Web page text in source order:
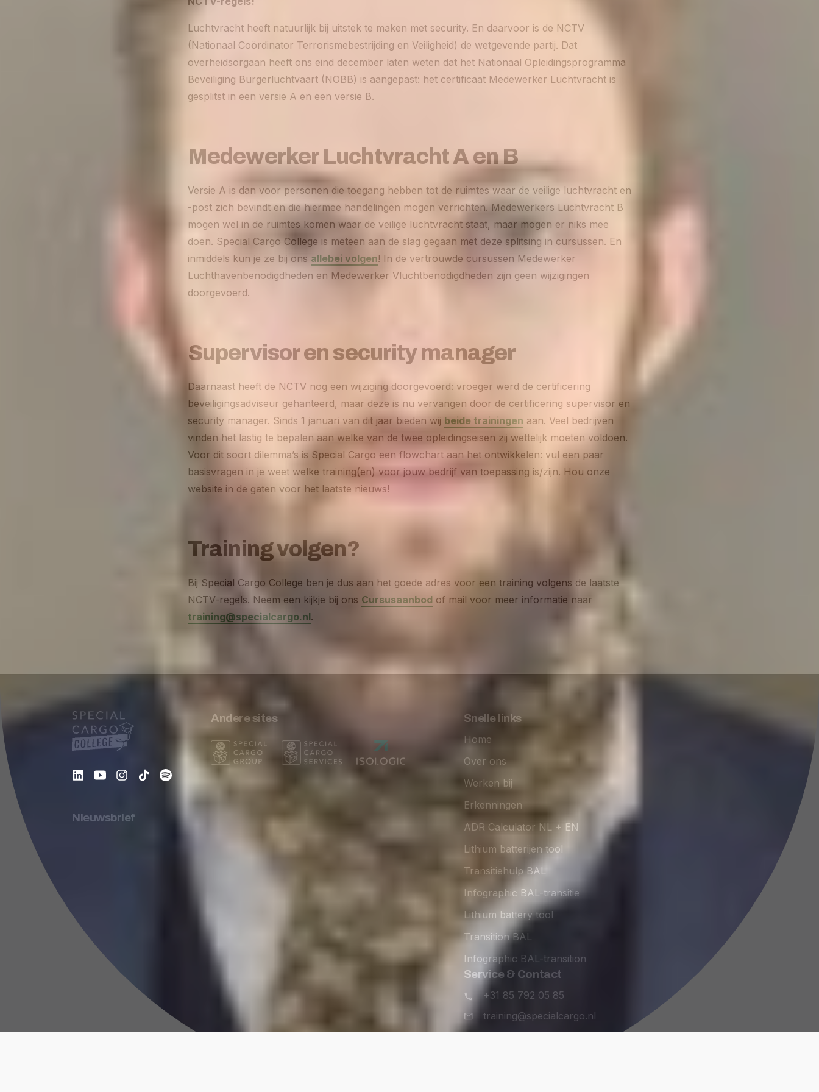
Luchtvracht heeft natuurlijk bij uitstek te maken met security. En daarvoor is de NCTV
(Nationaal Coördinator Terrorismebestrijding en Veiligheid) de wetgevende partij. Dat
overheidsorgaan heeft ons eind december laten weten dat het Nationaal Opleidingsprogramma
Beveiliging Burgerluchtvaart (NOBB) is aangepast: het certificaat Medewerker Luchtvracht is
gesplitst in een versie A en een versie B.
Medewerker Luchtvracht A en B
Versie A is dan voor personen die toegang hebben tot de ruimtes waar de veilige luchtvracht en
-post zich bevindt en die hiermee handelingen mogen verrichten. Medewerkers Luchtvracht B
mogen wel in de ruimtes komen waar de veilige luchtvracht staat, maar mogen er niks mee
doen. Special Cargo College is meteen aan de slag gegaan met deze splitsing in cursussen. En
inmiddels kun je ze bij ons allebei volgen! In de vertrouwde cursussen Medewerker
Luchthavenbenodigdheden en Medewerker Vluchtbenodigdheden zijn geen wijzigingen
doorgevoerd.
Supervisor en security manager
Daarnaast heeft de NCTV nog een wijziging doorgevoerd: vroeger werd de certificering
beveiligingsadviseur gehanteerd, maar deze is nu vervangen door de certificering supervisor en
security manager. Sinds 1 januari van dit jaar bieden wij beide trainingen aan. Veel bedrijven
vinden het lastig te bepalen aan welke van de twee opleidingseisen zij wettelijk moeten voldoen.
Voor dit soort dilemma’s is Special Cargo een flowchart aan het ontwikkelen: vul een paar
basisvragen in je weet welke training(en) voor jouw bedrijf van toepassing is/zijn. Hou onze
website in de gaten voor het laatste nieuws!
Training volgen?
Bij Special Cargo College ben je dus aan het goede adres voor een training volgens de laatste
NCTV-regels. Neem een kijkje bij ons Cursusaanbod of mail voor meer informatie naar
training@specialcargo.nl.
Andere sites
Nieuwsbrief
Snelle links
Home
Over ons
Werken bij
Erkenningen
ADR Calculator NL + EN
Lithium batterijen tool
Transitiehulp BAL
Infographic BAL-transitie
Lithium battery tool
Transition BAL
Infographic BAL-transition
Service & Contact
+31 85 792 05 85
training@specialcargo.nl